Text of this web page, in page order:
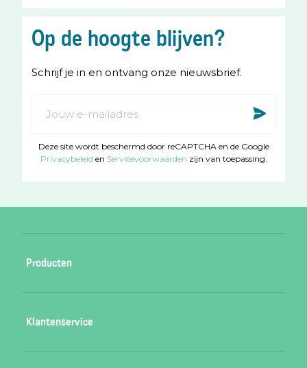
n
t
g
r
a
a
e
o
o
k
Op de hoogte blijven?
Schrijf je in en ontvang onze nieuwsbrief.
op
onze
Deze site wordt beschermd door reCAPTCHA en de Google
Privacybeleid en Servicevoorwaarden zijn van toepassing.
Producten
Klantenservice